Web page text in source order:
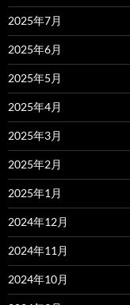
2025年7月
2025年6月
2025年5月
2025年4月
2025年3月
2025年2月
2025年1月
2024年12月
2024年11月
2024年10月